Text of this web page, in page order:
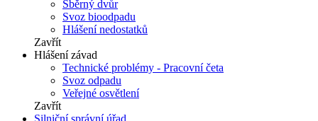
Sběrný dvůr
Svoz bioodpadu
Hlášení nedostatků
Zavřít
Hlášení závad
Technické problémy - Pracovní četa
Svoz odpadu
Veřejné osvětlení
Zavřít
Silniční správní úřad